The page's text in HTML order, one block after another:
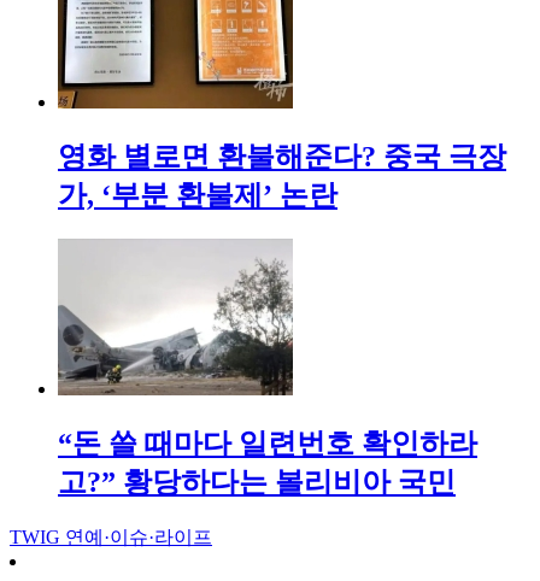
영화 별로면 환불해준다? 중국 극장
가, ‘부분 환불제’ 논란
“돈 쓸 때마다 일련번호 확인하라
고?” 황당하다는 볼리비아 국민
TWIG 연예·이슈·라이프